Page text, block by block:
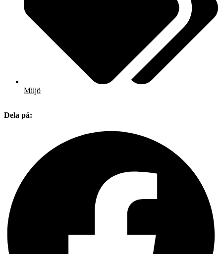
Miljö
Dela på: